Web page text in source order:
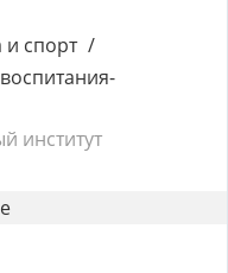
и спорт
институт